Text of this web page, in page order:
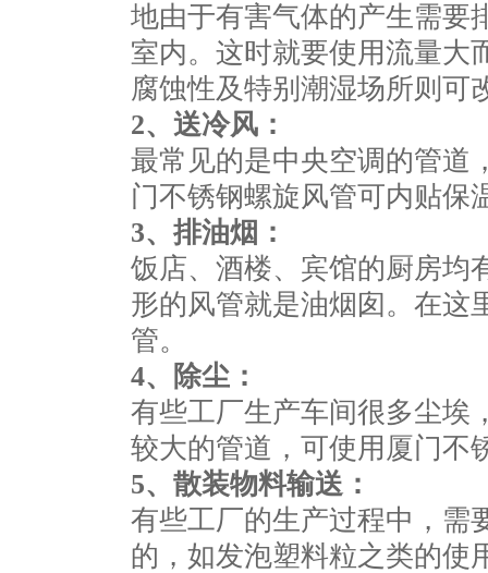
地由于有害气体的产生需要
室内。这时就要使用流量大
腐蚀性及特别潮湿场所则可
2、送冷风：
最常见的是中央空调的管道
门不锈钢螺旋风管可内贴保
3、排油烟
饭店、酒楼、宾馆的厨房均
形的风管就是油烟囱。在这
管。
4、除尘：
有些工厂生产车间很多尘埃
较大的管道，可使用厦门不
5、散装物料输送：
有些工厂的生产过程中，需
的，如发泡塑料粒之类的使